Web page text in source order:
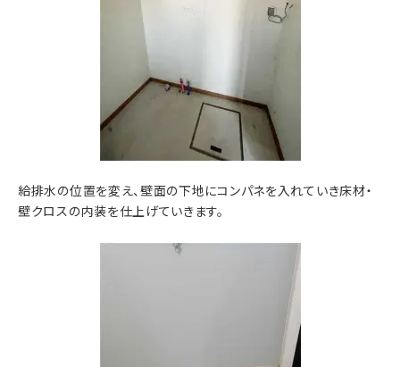
給排水の位置を変え、壁面の下地にコンパネを入れていき床材・
壁クロスの内装を仕上げていきます。